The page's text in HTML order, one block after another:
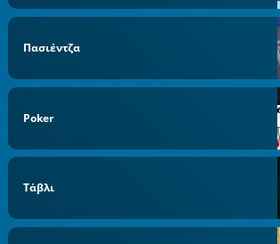
Πασιέντζα
Poker
Τάβλι